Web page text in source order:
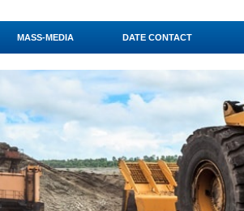
MASS-MEDIA DATE CONTACT